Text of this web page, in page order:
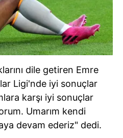
dile getiren Emre
Ligi'nde iyi sonuçlar
karşı iyi sonuçlar
Umarım kendi
devam ederiz" dedi.